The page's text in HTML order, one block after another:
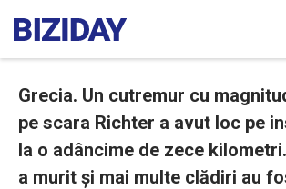
Grecia. Un cutremur cu
pe scara Richter a avut loc pe
la o adâncime de zece
a murit și mai multe clădiri au